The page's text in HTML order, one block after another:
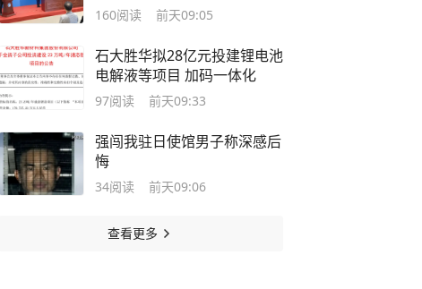
160阅读 前天09:05
石大胜华拟28亿元投建锂电池
电解液等项目 加码一体化
97阅读 前天09:33
强闯我驻日使馆男子称深感后
悔
34阅读 前天09:06
查看更多